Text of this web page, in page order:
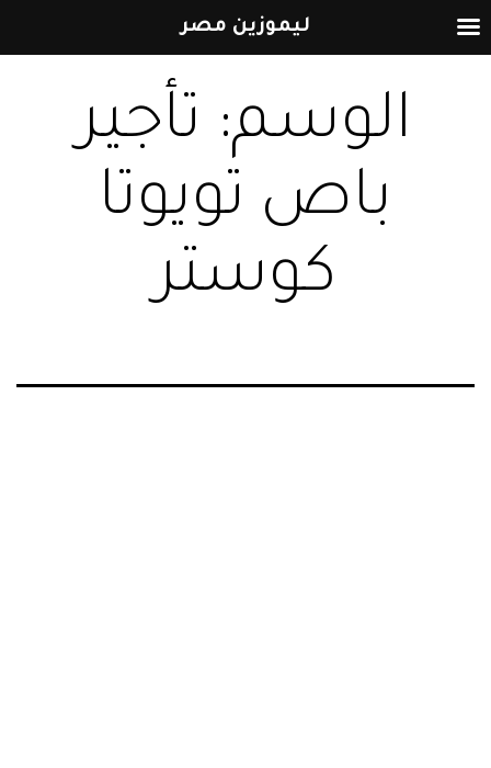
إلى
المحتوىالوسم: تأجير
باص تويوتا
كوستر
ليموزين مصر